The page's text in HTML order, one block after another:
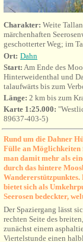
Charakter: Weite
märchenhaften
geschotterter Weg; im
Ort: Dahn
Start: Am Ende des
Hinterweidenthal und
talaufwärts bis zum
Länge: 2 km bis zum
Karte 1:25.000:
89637-403-5)
Rund um die Dahner
Fülle an Möglichkeiten
man damit mehr als
durch das hintere
Wandererstützpunktes.
bietet sich als
Seerosen bedeckter,
Der Spaziergang lässt
rechten Seite des
zunächst einem
Viertelstunde einen